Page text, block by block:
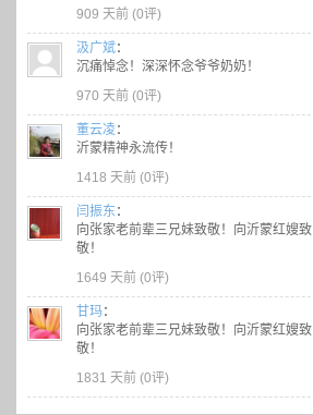
909 天前 (0评)
汲广斌：
沉痛悼念！深深怀念爷爷奶奶！
970 天前 (0评)
董云凌：
沂蒙精神永流传！
1418 天前 (0评)
闫振东 ：
向张家老前辈三兄妹致敬！向沂蒙红嫂致
敬！
1649 天前 (0评)
甘玛：
向张家老前辈三兄妹致敬！向沂蒙红嫂致
敬！
1831 天前 (0评)